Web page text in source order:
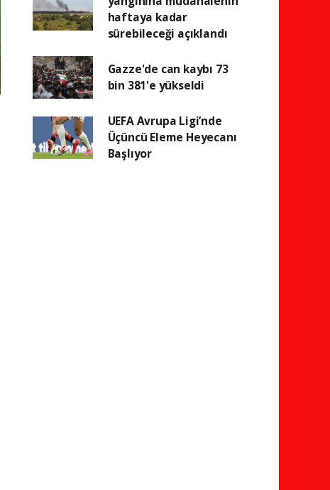
haftaya kadar
sürebileceği açıklandı
Gazze'de can kaybı 73
bin 381'e yükseldi
UEFA Avrupa Ligi’nde
Üçüncü Eleme Heyecanı
Başlıyor